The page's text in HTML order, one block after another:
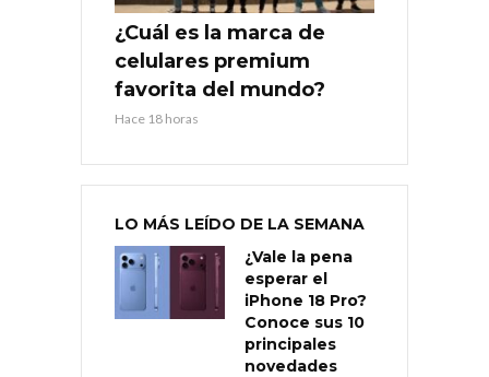
¿Cuál es la marca de
celulares premium
favorita del mundo?
Hace 18 horas
LO MÁS LEÍDO DE LA SEMANA
¿Vale la pena
esperar el
iPhone 18 Pro?
Conoce sus 10
principales
novedades